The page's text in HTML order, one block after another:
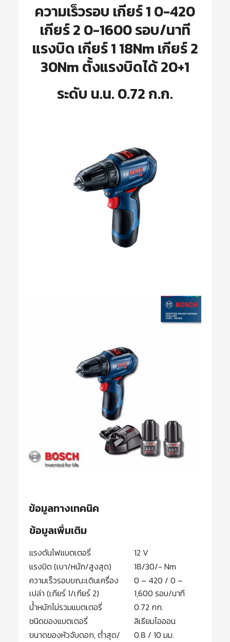
ความเร็วรอบ เกียร์ 1 0-420
เกียร์ 2 0-1600 รอบ/นาที
แรงบิด เกียร์ 1 18Nm เกียร์ 2
30Nm ตั้งแรงบิดได้ 20+1
ระดับ น.น. 0.72 ก.ก.
ข้อมูลทางเทคนิค
ข้อมูลเพิ่มเติม
แรงดันไฟแบตเตอรี่
12 V
แรงบิด (เบา/หนัก/สูงสุด)
18/30/- Nm
ความเร็วรอบขณะเดินเครื่อง
เปล่า (เกียร์ 1/เกียร์ 2)
0 – 420 / 0 –
1,600 รอบ/นาที
น้ำหนักไม่รวมแบตเตอรี่
0.72 กก.
ชนิดของแบตเตอรี่
ลิเธียมไอออน
ขนาดของหัวจับดอก, ต่ำสุด/
0.8 / 10 มม.